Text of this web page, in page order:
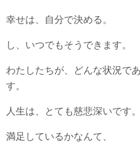
幸せは、自分で決める。
し、いつでもそうできます。
わたしたちが、どんな状況で
す。
人生は、とても慈悲深いです。
満足しているかなんて、